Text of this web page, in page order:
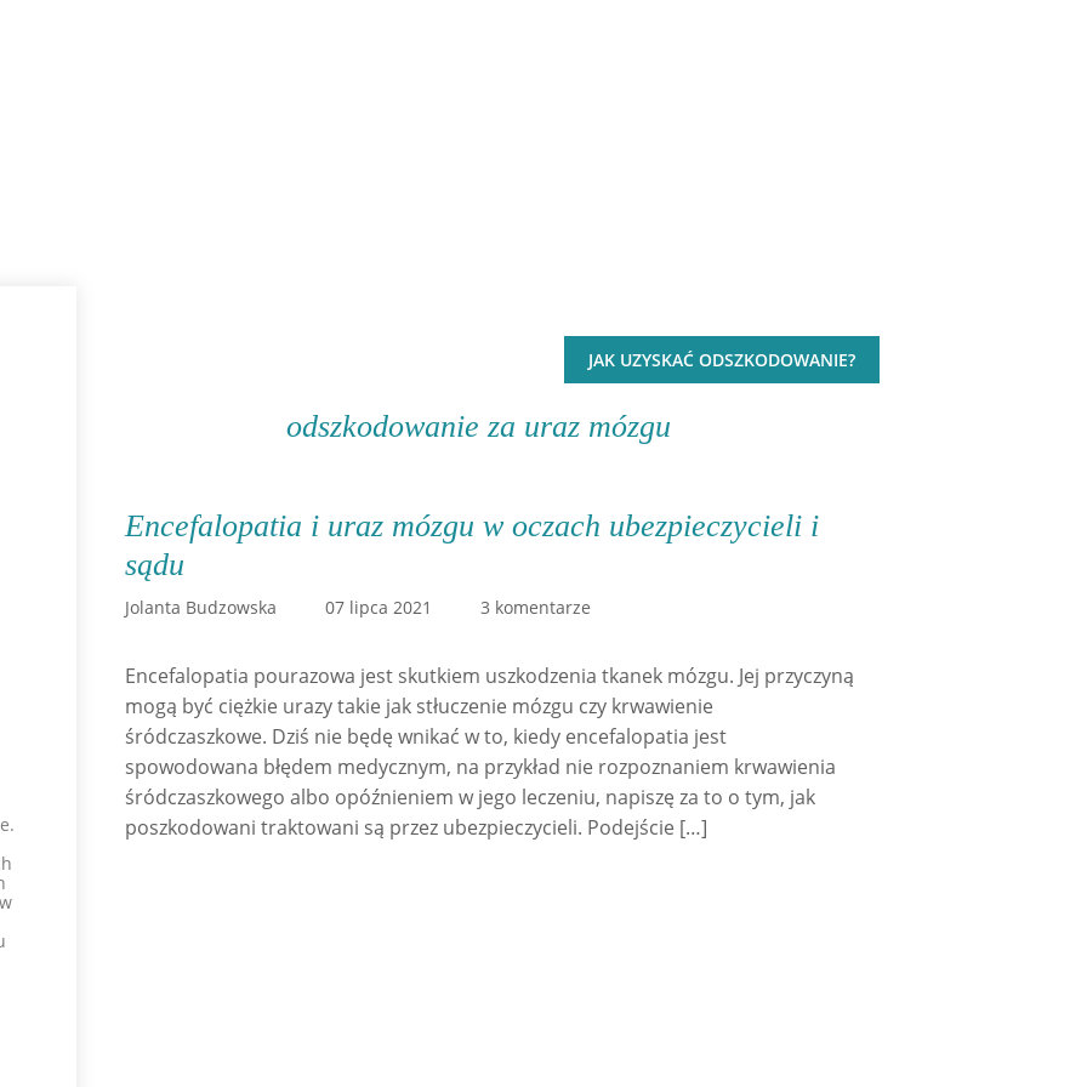
JAK UZYSKAĆ ODSZKODOWANIE?
odszkodowanie za uraz mózgu
Encefalopatia i uraz mózgu w oczach ubezpieczycieli i
sądu
Jolanta Budzowska 07 lipca 2021 3 komentarze
Encefalopatia pourazowa jest skutkiem uszkodzenia tkanek mózgu. Jej przyczyną
mogą być ciężkie urazy takie jak stłuczenie mózgu czy krwawienie
śródczaszkowe. Dziś nie będę wnikać w to, kiedy encefalopatia jest
spowodowana błędem medycznym, na przykład nie rozpoznaniem krwawienia
śródczaszkowego albo opóźnieniem w jego leczeniu, napiszę za to o tym, jak
poszkodowani traktowani są przez ubezpieczycieli. Podejście […]